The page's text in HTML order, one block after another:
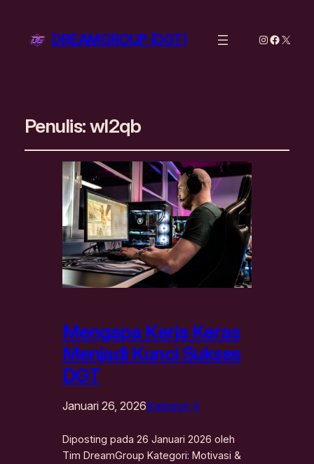
DREAMGROUP (DGT) Instagram
X
Penulis:wl2qb
Mengapa Kerja Keras
Menjadi Kunci Sukses
DGT
Januari 26, 2026Kategori 4
Diposting pada 26 Januari 2026 oleh
Tim DreamGroup Kategori: Motivasi &